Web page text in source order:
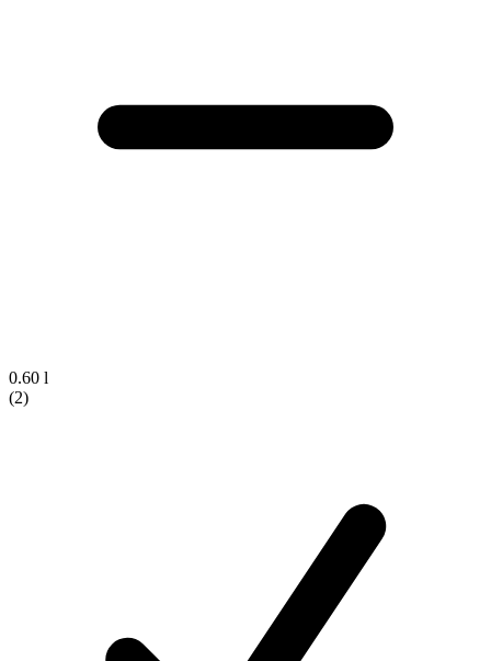
0.60 l
(2)